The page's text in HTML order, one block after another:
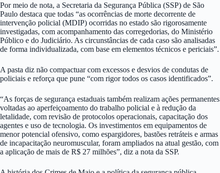
Por meio de nota, a Secretaria da Segurança Pública (SSP) de São
Paulo destaca que todas “as ocorrências de morte decorrente de
intervenção policial (MDIP) ocorridas no estado são rigorosamente
investigadas, com acompanhamento das corregedorias, do Ministério
Público e do Judiciário. As circunstâncias de cada caso são analisadas
de forma individualizada, com base em elementos técnicos e periciais”.
A pasta diz não compactuar com excessos e desvios de condutas de
policiais e reforça que pune “com rigor todos os casos identificados”.
“As forças de segurança estaduais também realizam ações permanentes
voltadas ao aperfeiçoamento do trabalho policial e à redução da
letalidade, com revisão de protocolos operacionais, capacitação dos
agentes e uso de tecnologia. Os investimentos em equipamentos de
menor potencial ofensivo, como espargidores, bastões retráteis e armas
de incapacitação neuromuscular, foram ampliados na atual gestão, com
a aplicação de mais de R$ 27 milhões”, diz a nota da SSP.